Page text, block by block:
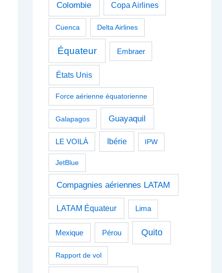
Colombie Copa Airlines
Cuenca Delta Airlines
Équateur Embraer
États Unis
Force aérienne équatorienne
Galapagos Guayaquil
LE VOILÀ Ibérie IPW
JetBlue
Compagnies aériennes LATAM
LATAM Équateur Lima
Mexique Pérou Quito
Rapport de vol